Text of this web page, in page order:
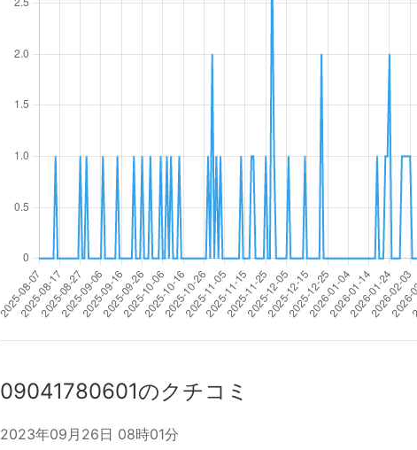
09041780601のクチコミ
2023年09月26日 08時01分